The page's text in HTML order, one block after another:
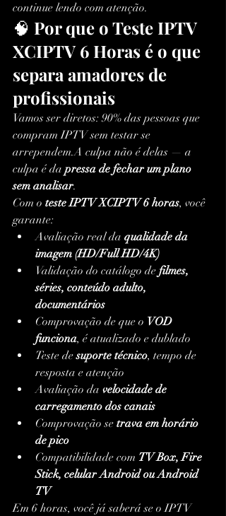
continue lendo com atenção.
🧠 Por que o Teste IPTV
XCIPTV 6 Horas é o que
separa amadores de
profissionais
Vamos ser diretos: 90% das pessoas que
compram IPTV sem testar se
arrependem.A culpa não é delas — a
culpa é da pressa de fechar um plano
sem analisar.
Com o teste IPTV XCIPTV 6 horas, você
garante:
Avaliação real da qualidade da
imagem (HD/Full HD/4K)
Validação do catálogo de filmes,
séries, conteúdo adulto,
documentários
Comprovação de que o VOD
funciona, é atualizado e dublado
Teste de suporte técnico, tempo de
resposta e atenção
Avaliação da velocidade de
carregamento dos canais
Comprovação se trava em horário
de pico
Compatibilidade com TV Box, Fire
Stick, celular Android ou Android
TV
Em 6 horas, você já saberá se o IPTV